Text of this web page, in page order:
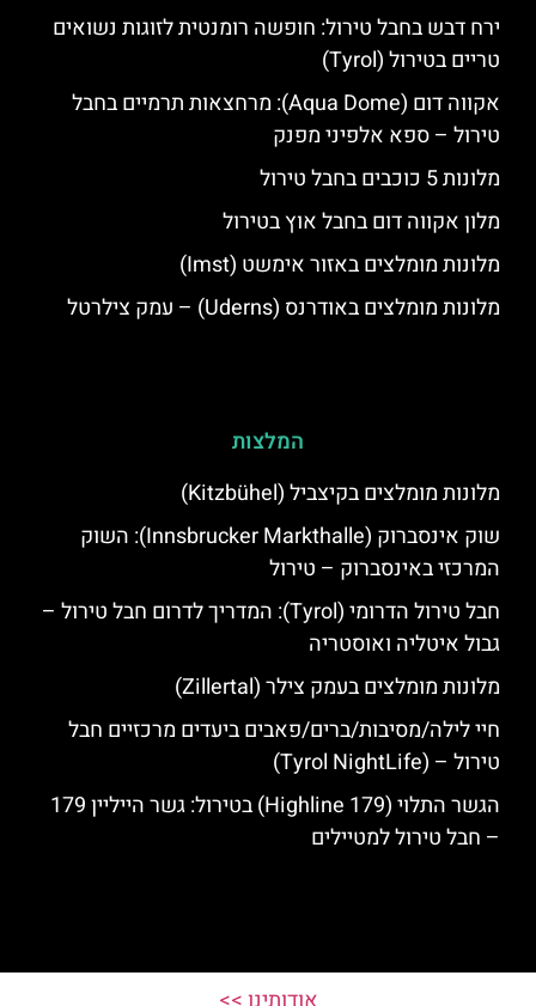
ירח דבש בחבל טירול: חופשה רומנטית לזוגות נשואים
טריים בטירול (Tyrol)
אקווה דום (Aqua Dome): מרחצאות תרמיים בחבל
טירול – ספא אלפיני מפנק
מלונות 5 כוכבים בחבל טירול
מלון אקווה דום בחבל אוץ בטירול
מלונות מומלצים באזור אימשט (Imst)
מלונות מומלצים באודרנס (Uderns) – עמק צילרטל
המלצות
מלונות מומלצים בקיצביל (Kitzbühel)
שוק אינסברוק (Innsbrucker Markthalle): השוק
המרכזי באינסברוק – טירול
חבל טירול הדרומי (Tyrol): המדריך לדרום חבל טירול –
גבול איטליה ואוסטריה
מלונות מומלצים בעמק צילר (Zillertal)
חיי לילה/מסיבות/ברים/פאבים ביעדים מרכזיים חבל
טירול – (Tyrol NightLife)
הגשר התלוי (Highline 179) בטירול: גשר הייליין 179
– חבל טירול למטיילים